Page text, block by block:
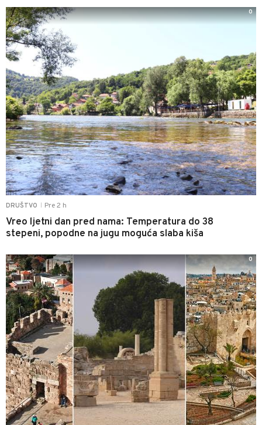
DRUŠTVO Pre 2 h
Vreo ljetni dan pred nama: Temperatura do 38
stepeni, popodne na jugu moguća slaba kiša
0
0